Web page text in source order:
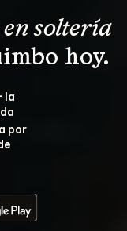
soltería
hoy.
la
por